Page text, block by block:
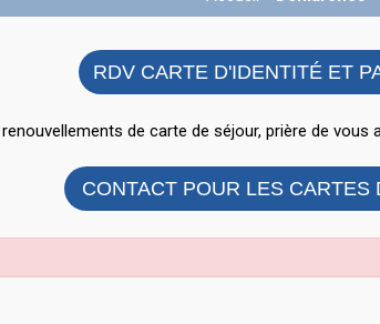
RDV CARTE D'IDENTITÉ ET
de carte de séjour, prière de
CONTACT POUR LES CARTES